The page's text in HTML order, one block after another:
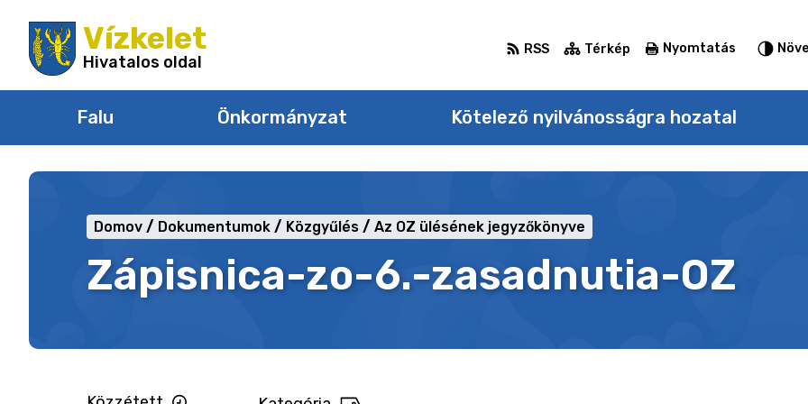
a
tartalomra
Vízkelet
Hivatalos oldal
Falu Önkormányzat Kötelező nyilvánosságra hozatal
RSS Térkép Nyomtatás
Zápisnica-zo-6.-zasadnutia-OZ
Domov Dokumentumok Közgyűlés Az OZ ülésének jegyzőkönyve